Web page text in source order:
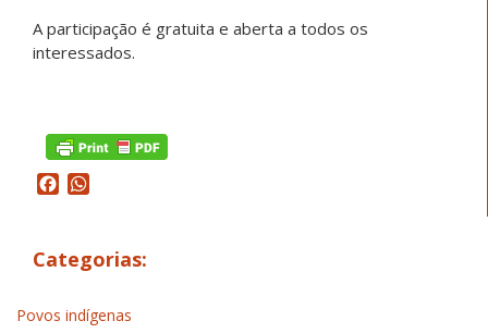
A participação é gratuita e aberta a todos os
interessados.
Facebook
Categorias:
Povos indígenas